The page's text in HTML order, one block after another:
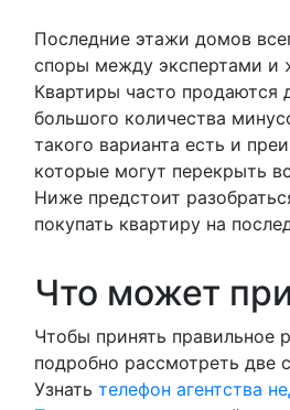
Последние этажи домов
споры между экспертами и
Квартиры часто продаются
большого количества
такого варианта есть и
которые могут перекрыть
Ниже предстоит
покупать квартиру на
Что может
Чтобы принять правильное
подробно рассмотреть две
Узнать телефон агентства